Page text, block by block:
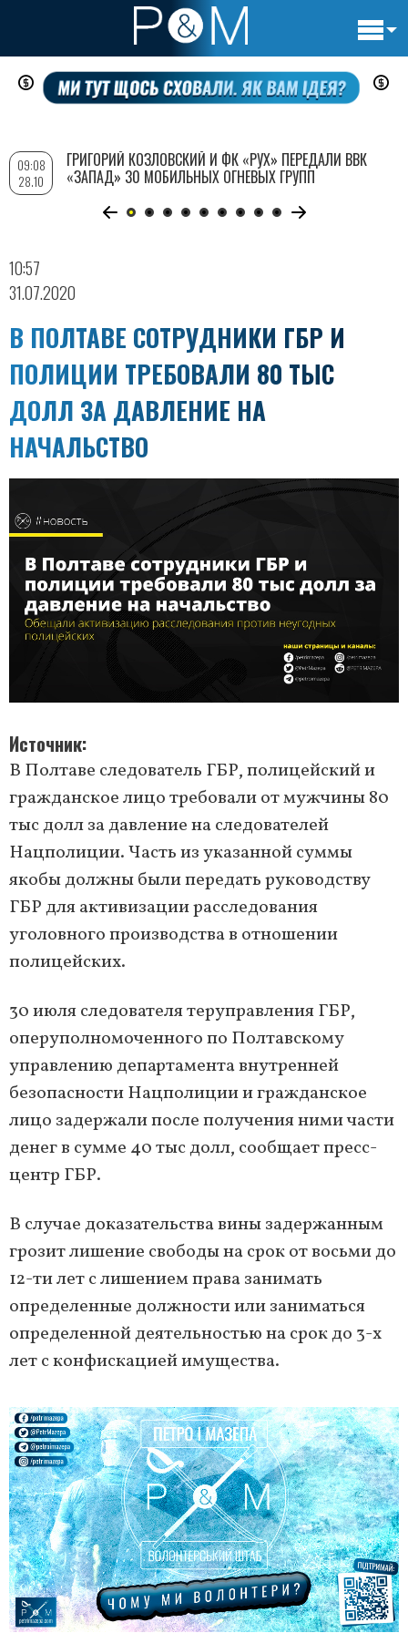
Перейти
содержанию
10:57
31.07.2020
В ПОЛТАВЕ СОТРУДНИКИ ГБР И
ПОЛИЦИИ ТРЕБОВАЛИ 80 ТЫС
ДОЛЛ ЗА ДАВЛЕНИЕ НА
НАЧАЛЬСТВО
Источник
В Полтаве следователь ГБР, полицейский и
гражданское лицо требовали от мужчины 80
тыс долл за давление на следователей
Нацполиции. Часть из указанной суммы
якобы должны были передать руководству
ГБР для активизации расследования
уголовного производства в отношении
полицейских.
30 июля следователя теруправления ГБР,
оперуполномоченного по Полтавскому
управлению департамента внутренней
безопасности Нацполиции и гражданское
лицо задержали после получения ними части
денег в сумме 40 тыс долл, сообщает пресс-
центр ГБР.
В случае доказательства вины задержанным
грозит лишение свободы на срок от восьми до
12-ти лет с лишением права занимать
определенные должности или заниматься
определенной деятельностью на срок до 3-х
лет с конфискацией имущества.
09:08
28.10
ГРИГОРИЙ КОЗЛОВСКИЙ И ФК «РУХ» ПЕРЕДАЛИ ВВК
«ЗАПАД» 30 МОБИЛЬНЫХ ОГНЕВЫХ ГРУПП